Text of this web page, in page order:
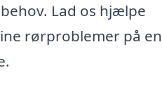
Lad os hjælpe
rørproblemer på en